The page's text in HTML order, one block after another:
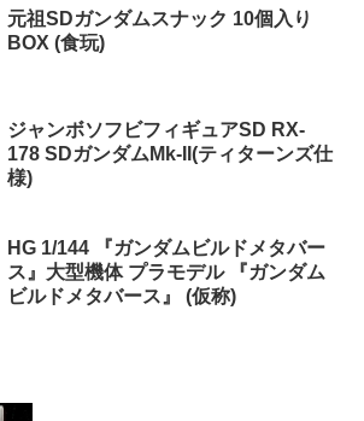
元祖SDガンダムスナック 10個入り
BOX (食玩)
ジャンボソフビフィギュアSD RX-
178 SDガンダムMk-II(ティターンズ仕
様)
HG 1/144 『ガンダムビルドメタバー
ス』大型機体 プラモデル 『ガンダム
ビルドメタバース』 (仮称)